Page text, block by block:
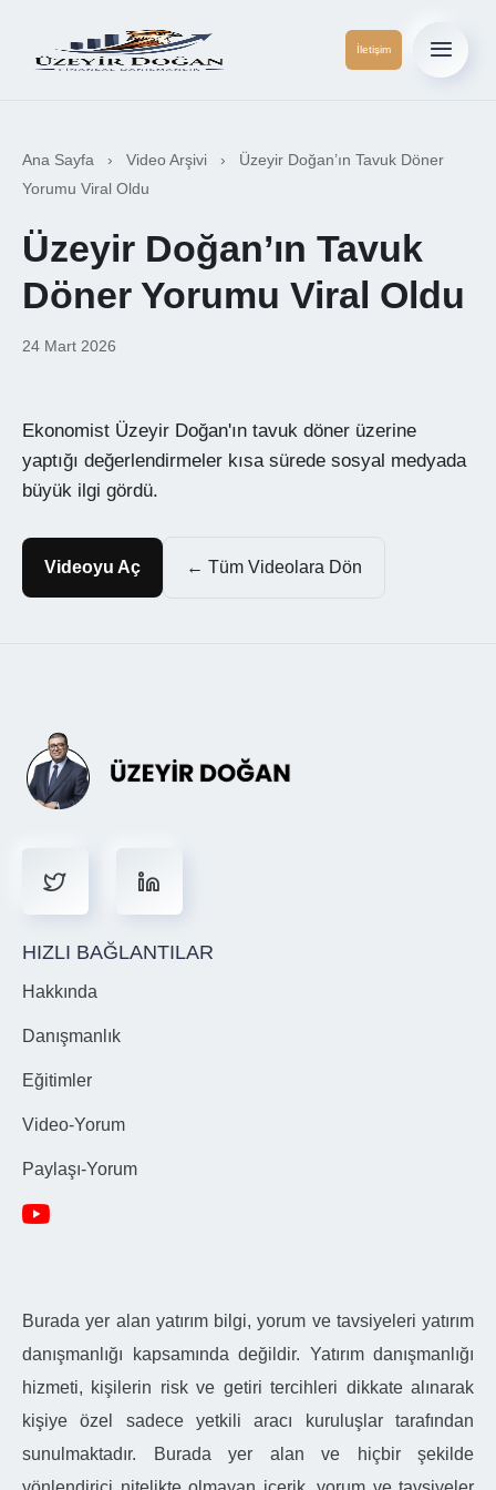
İletişim
Ana Sayfa › Video Arşivi ›
Üzeyir Doğan’ın Tavuk Döner
Yorumu Viral Oldu
Üzeyir Doğan’ın Tavuk
Döner Yorumu Viral Oldu
24 Mart 2026
Ekonomist Üzeyir Doğan'ın tavuk döner üzerine
yaptığı değerlendirmeler kısa sürede sosyal medyada
büyük ilgi gördü.
Videoyu Aç ← Tüm Videolara Dön
HIZLI BAĞLANTILAR
Hakkında
Danışmanlık
Eğitimler
Video-Yorum
Paylaşı-Yorum
Burada yer alan yatırım bilgi, yorum ve tavsiyeleri yatırım
danışmanlığı kapsamında değildir. Yatırım danışmanlığı
hizmeti, kişilerin risk ve getiri tercihleri dikkate alınarak
kişiye özel sadece yetkili aracı kuruluşlar tarafından
sunulmaktadır. Burada yer alan ve hiçbir şekilde